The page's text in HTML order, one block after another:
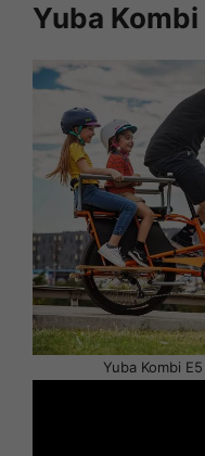
Yuba Kombi
Yuba Kombi